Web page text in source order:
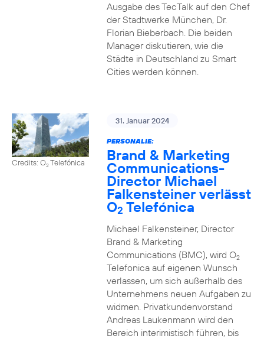
Ausgabe des TecTalk auf den Chef
der Stadtwerke München, Dr.
Florian Bieberbach. Die beiden
Manager diskutieren, wie die
Städte in Deutschland zu Smart
Cities werden können.
Credits: O2Telefónica
31. Januar 2024
PERSONALIE:
Brand & Marketing
Communications-
Director Michael
Falkensteiner verlässt
O2 Telefónica
Michael Falkensteiner, Director
Brand & Marketing
Communications (BMC), wird O2
Telefonica auf eigenen Wunsch
verlassen, um sich außerhalb des
Unternehmens neuen Aufgaben zu
widmen. Privatkundenvorstand
Andreas Laukenmann wird den
Bereich interimistisch führen, bis